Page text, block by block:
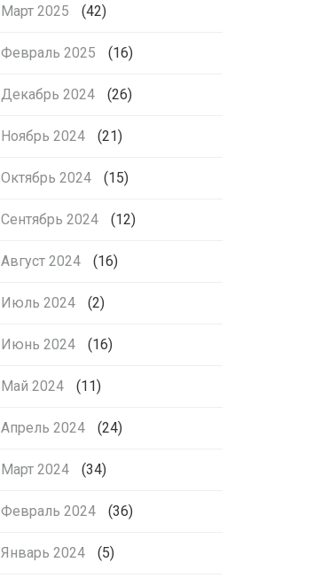
Март 2025 (42)
Февраль 2025 (16)
Декабрь 2024 (26)
Ноябрь 2024 (21)
Октябрь 2024 (15)
Сентябрь 2024 (12)
Август 2024 (16)
Июль 2024 (2)
Июнь 2024 (16)
Май 2024 (11)
Апрель 2024 (24)
Март 2024 (34)
Февраль 2024 (36)
Январь 2024 (5)